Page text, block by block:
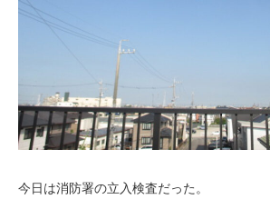
今日は消防署の立入検査だった。